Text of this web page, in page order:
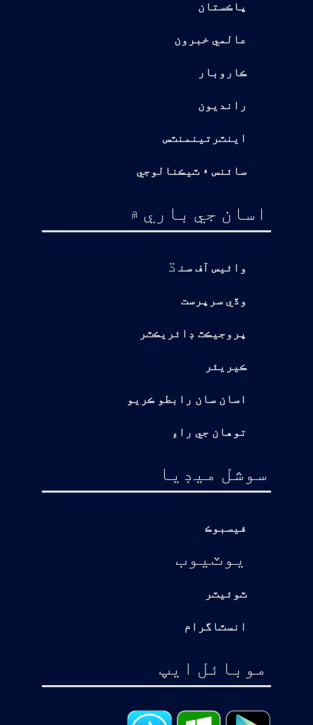
پاڪستان
عالمي خبرون
ڪاروبار
رانديون
اينٽرتينمنٽس
سائنس ۽ ٽيڪنالوجي
اسان جي باري ۾
وائيس آف سن ڌ
وڏي سرپرست
پروجيڪٽ ڊائريڪٽر
ڪيريئر
اسان سان رابطو ڪريو
توهان جي راءِ
سوشل ميڊيا
فيسبوڪ
يوٽيوب
ٽوئيٽر
انسٽاگرام
موبائل ايپ